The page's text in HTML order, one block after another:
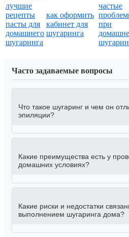
лучшие
рецепты
пасты для
домашнего
шугаринга
как оформить
кабинет для
шугаринга
частые
при
Часто задаваемые вопросы
Что такое шугаринг и чем он
эпиляции?
Какие преимущества есть у
домашних условиях?
Какие риски и недостатки
выполнением шугаринга дома?